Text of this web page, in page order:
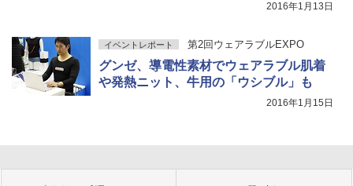
2016年1月13日
イベントレポート 第2回ウェアラブルEXPO
グンゼ、導電性素材でウェアラブル肌着
や発熱ニット、牛用の「ウシブル」も
2016年1月15日